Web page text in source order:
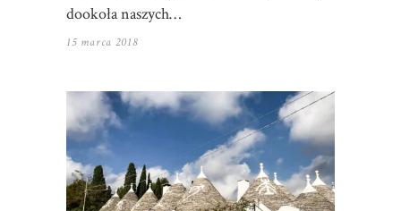
dookoła naszych…
15 marca 2018